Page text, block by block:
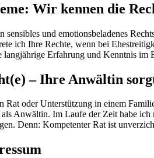
Wir kennen die
sensibles und emotionsbeladenes
ich Ihre Rechte, wenn bei
langjährige Erfahrung und Kenntnis im
– Ihre Anwältin
Rat oder Unterstützung in einem
Anwältin. Im Laufe der Zeit habe
Denn: Kompetenter Rat ist